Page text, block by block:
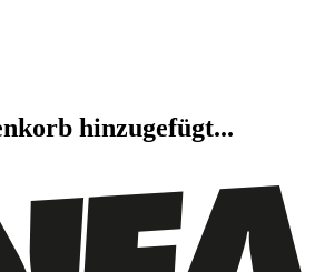
hinzugefügt...